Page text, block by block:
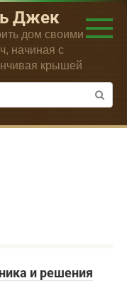
Джек
дом своими
начиная с
крышей
и решения